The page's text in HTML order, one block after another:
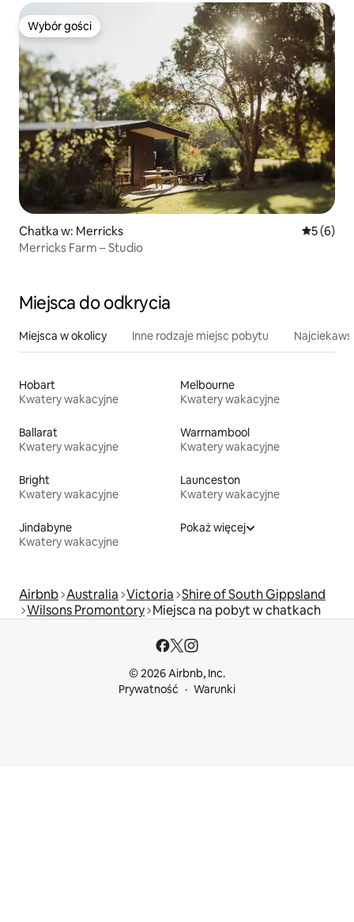
Wybór gości
Wybór gości
Chatka w: Merricks Średnia
5 (6)
Merricks Farm – Studio
Miejsca do odkrycia
Miejsca w okolicy Inne rodzaje miejsc pobytu
Hobart
Kwatery wakacyjne
Melbourne
Kwatery wakacyjne
Ballarat
Kwatery wakacyjne
Warrnambool
Kwatery wakacyjne
Bright
Kwatery wakacyjne
Launceston
Kwatery wakacyjne
Jindabyne
Kwatery wakacyjne
Pokaż więcej
Airbnb Australia Victoria Shire of South Gippsland
Wilsons Promontory Miejsca na pobyt w chatkach
© 2026 Airbnb, Inc.
Prywatność
Warunki